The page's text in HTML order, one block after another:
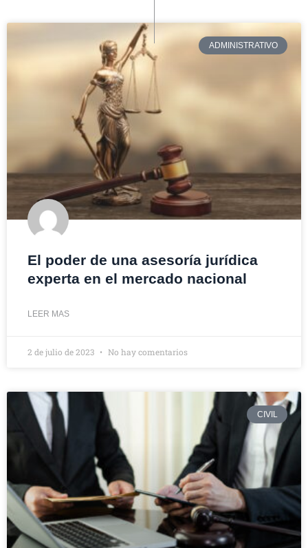
ADMINISTRATIVO
El poder de una asesoría jurídica
experta en el mercado nacional
LEER MAS
2 de julio de 2023 No hay comentarios
CIVIL